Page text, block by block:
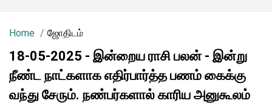
Home ஜோதிடம்
18-05-2025 - இன்றைய ராசி பலன் - இன்று
நீண்ட நாட்களாக எதிர்பார்த்த பணம் கைக்கு
வந்து சேரும். நண்பர்களால் காரிய அனுகூலம்